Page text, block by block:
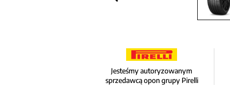
Jesteśmy autoryzowanym
sprzedawcą opon grupy Pirelli